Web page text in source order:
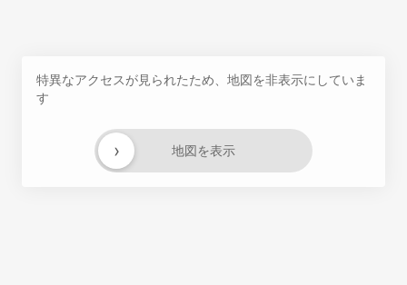
特異なアクセスが見られたため、地図を非表示にしていま
す
地図を表示
›